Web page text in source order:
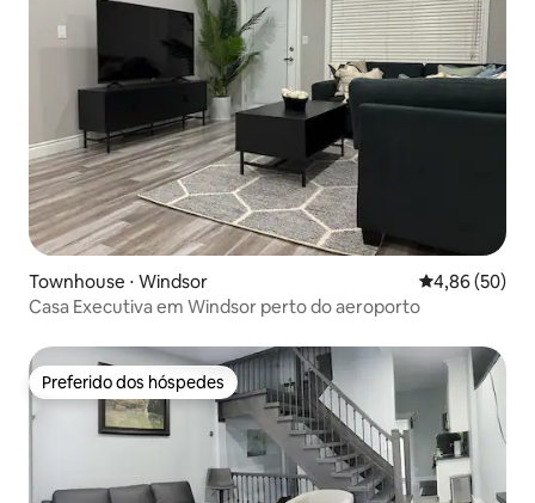
Townhouse ⋅ Windsor 4,86 de uma
4,86 (50)
Casa Executiva em Windsor perto do aeroporto
Preferido dos hóspedes
Preferido dos hóspedes